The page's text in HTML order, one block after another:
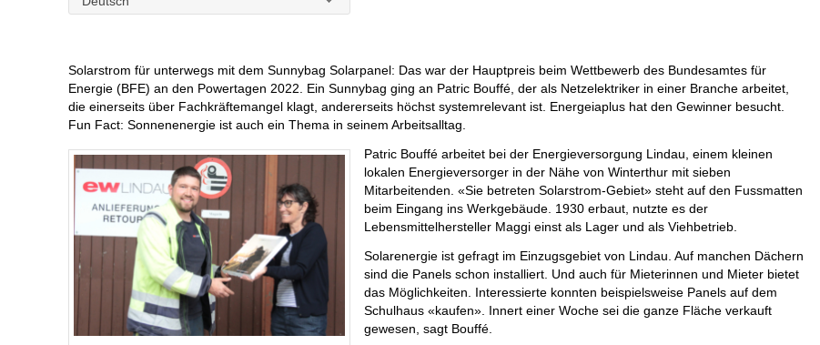
Solarstrom für unterwegs mit dem Sunnybag Solarpanel: Das war der Hauptpreis beim Wettbewerb des Bundesamtes für
Energie (BFE) an den Powertagen 2022. Ein Sunnybag ging an Patric Bouffé, der als Netzelektriker in einer Branche arbeitet,
die einerseits über Fachkräftemangel klagt, andererseits höchst systemrelevant ist. Energeiaplus hat den Gewinner besucht.
Fun Fact: Sonnenenergie ist auch ein Thema in seinem Arbeitsalltag.
Patric Bouffé arbeitet bei der Energieversorgung Lindau, einem kleinen
lokalen Energieversorger in der Nähe von Winterthur mit sieben
Mitarbeitenden. «Sie betreten Solarstrom-Gebiet» steht auf den Fussmatten
beim Eingang ins Werkgebäude. 1930 erbaut, nutzte es der
Lebensmittelhersteller Maggi einst als Lager und als Viehbetrieb.
Solarenergie ist gefragt im Einzugsgebiet von Lindau. Auf manchen Dächern
sind die Panels schon installiert. Und auch für Mieterinnen und Mieter bietet
das Möglichkeiten. Interessierte konnten beispielsweise Panels auf dem
Schulhaus «kaufen». Innert einer Woche sei die ganze Fläche verkauft
gewesen, sagt Bouffé.